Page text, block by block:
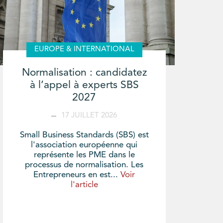
EUROPE & INTERNATIONAL
Normalisation : candidatez
à l’appel à experts SBS
2027
17 JUILLET 2026
Small Business Standards (SBS) est
l'association européenne qui
représente les PME dans le
processus de normalisation. Les
Entrepreneurs en est...Voir
l'article